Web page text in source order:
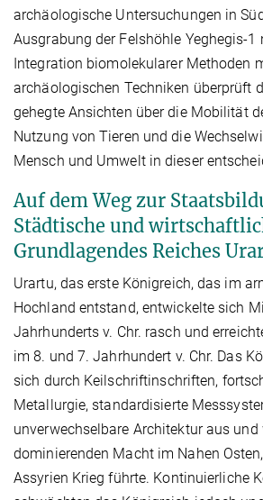
archäologische Untersuchungen in
Ausgrabung der Felshöhle Yeghegis-1
Integration biomolekularer Methoden
archäologischen Techniken überprüft
gehegte Ansichten über die Mobilität
Nutzung von Tieren und die
Mensch und Umwelt in dieser
Auf dem Weg zur
Städtische und
Grundlagendes Reiches
Urartu, das erste Königreich, das im
Hochland entstand, entwickelte sich
Jahrhunderts v. Chr. rasch und
im 8. und 7. Jahrhundert v. Chr. Das
sich durch Keilschriftinschriften,
Metallurgie, standardisierte
unverwechselbare Architektur aus und
dominierenden Macht im Nahen
Assyrien Krieg führte. Kontinuierliche